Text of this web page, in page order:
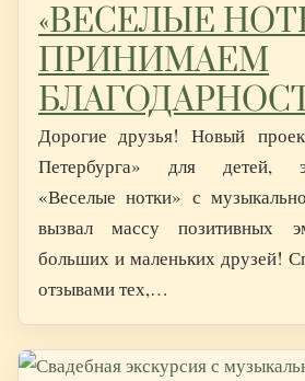
«ВЕСЕЛЫЕ
ПРИНИМАЕМ
Дорогие друзья! Новый
Петербурга» для детей,
«Веселые нотки» с
вызвал массу позитивных
больших и маленьких друзей!
отзывами тех,…